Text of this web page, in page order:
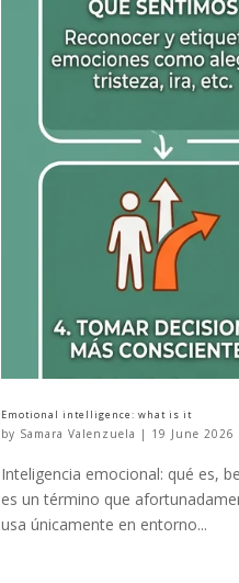
Emotional intelligence: what is it
by Samara Valenzuela | 19 June 2026
Inteligencia emocional: qué es,
es un término que
usa únicamente en entorno...